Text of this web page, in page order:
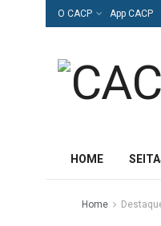
O CACP App CACP
HOME
Home